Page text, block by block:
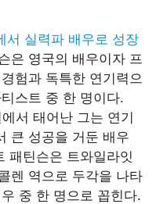
서 실력파 배우로 성장
은 영국의 배우이자 프
험과 독특한 연기력으
스트 중 한 명이다.
서 태어난 그는 연기
큰 성공을 거둔 배우
패틴슨은 트와일라잇
렌 역으로 두각을 나타
중 한 명으로 꼽힌다.